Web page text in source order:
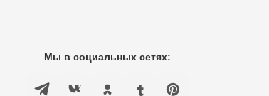
Мы в социальных сетях: